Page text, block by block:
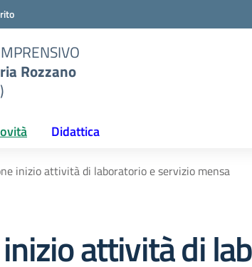
Rozzano
Didattica
inizio attività di laboratorio e servizio mensa
attività di